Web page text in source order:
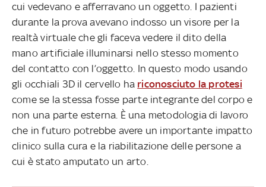
cui vedevano e afferravano un oggetto. I pazienti
durante la prova avevano indosso un visore per la
realtà virtuale che gli faceva vedere il dito della
mano artificiale illuminarsi nello stesso momento
del contatto con l’oggetto. In questo modo usando
gli occhiali 3D il cervello ha riconosciuto la protesi
come se la stessa fosse parte integrante del corpo e
non una parte esterna. È una metodologia di lavoro
che in futuro potrebbe avere un importante impatto
clinico sulla cura e la riabilitazione delle persone a
cui è stato amputato un arto.